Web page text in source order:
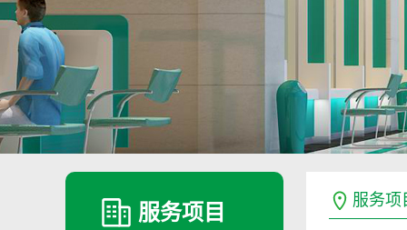
服务项目
服务项